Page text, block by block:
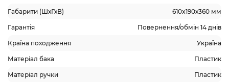
Габарити (ШхГхВ) 610x190х360 мм
Гарантія Повернення/обмін 14 днів
Країна походження Україна
Матеріал бака Пластик
Матеріал ручки Пластик